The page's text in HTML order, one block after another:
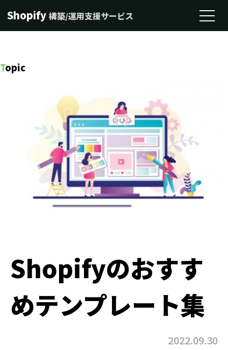
Shopify 構築/運用支援サービス
Topic
Shopifyのおすす
めテンプレート集
2022.09.30